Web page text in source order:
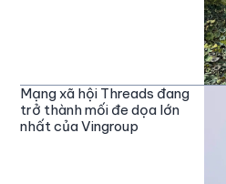
Mạng xã hội Threads đang
trở thành mối đe dọa lớn
nhất của Vingroup